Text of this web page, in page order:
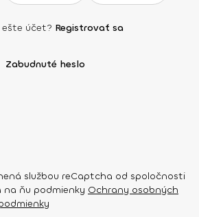
ešte účet? Registrovať sa
Zabudnuté heslo
službou reCaptcha od spoločnosti
na ňu podmienky Ochrany osobných